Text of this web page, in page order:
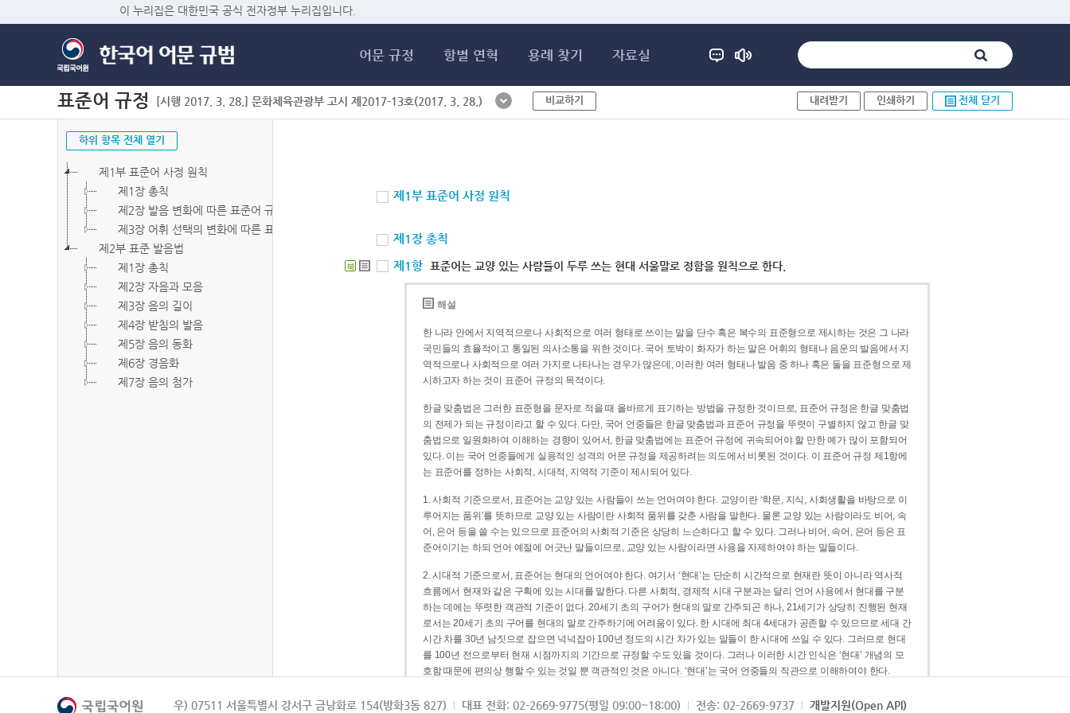
이 누리집은 대한민국 공식 전자정부 누리집입니다.
어문 규정 항별 연혁 용례 찾기 자료실
표준어 규정 [시행 2017. 3. 28.] 문화체육관광부 고시 제2017-13호(2017. 3. 28.) 비교하기 내려받기 인쇄하기 전체 닫기
하위 항목 전체 열기
제1부 표준어 사정 원칙
제1장 총칙
제2장 발음 변화에 따른 표준어 규정
제3장 어휘 선택의 변화에 따른 표준어 규정
제2부 표준 발음법
제1장 총칙
제2장 자음과 모음
제3장 음의 길이
제4장 받침의 발음
제5장 음의 동화
제6장 경음화
제7장 음의 첨가
제1부 표준어 사정 원칙
제1장 총칙
북 제1항 표준어는 교양 있는 사람들이 두루 쓰는 현대 서울말로 정함을 원칙으로 한다.
해설
한 나라 안에서 지역적으로나 사회적으로 여러 형태로 쓰이는 말을 단수 혹은 복수의 표준형으로 제시하는 것은 그 나라
국민들의 효율적이고 통일된 의사소통을 위한 것이다. 국어 토박이 화자가 하는 말은 어휘의 형태나 음운의 발음에서 지
역적으로나 사회적으로 여러 가지로 나타나는 경우가 많은데, 이러한 여러 형태나 발음 중 하나 혹은 둘을 표준형으로 제
시하고자 하는 것이 표준어 규정의 목적이다.
한글 맞춤법은 그러한 표준형을 문자로 적을 때 올바르게 표기하는 방법을 규정한 것이므로, 표준어 규정은 한글 맞춤법
의 전제가 되는 규정이라고 할 수 있다. 다만, 국어 언중들은 한글 맞춤법과 표준어 규정을 뚜렷이 구별하지 않고 한글 맞
춤법으로 일원화하여 이해하는 경향이 있어서, 한글 맞춤법에는 표준어 규정에 귀속되어야 할 만한 예가 많이 포함되어
있다. 이는 국어 언중들에게 실용적인 성격의 어문 규정을 제공하려는 의도에서 비롯된 것이다. 이 표준어 규정 제1항에
는 표준어를 정하는 사회적, 시대적, 지역적 기준이 제시되어 있다.
1. 사회적 기준으로서, 표준어는 교양 있는 사람들이 쓰는 언어여야 한다. 교양이란 ‘학문, 지식, 사회생활을 바탕으로 이
루어지는 품위’를 뜻하므로 교양 있는 사람이란 사회적 품위를 갖춘 사람을 말한다. 물론 교양 있는 사람이라도 비어, 속
어, 은어 등을 쓸 수는 있으므로 표준어의 사회적 기준은 상당히 느슨하다고 할 수 있다. 그러나 비어, 속어, 은어 등은 표
준어이기는 하되 언어 예절에 어긋난 말들이므로, 교양 있는 사람이라면 사용을 자제하여야 하는 말들이다.
2. 시대적 기준으로서, 표준어는 현대의 언어여야 한다. 여기서 ‘현대’는 단순히 시간적으로 현재란 뜻이 아니라 역사적
흐름에서 현재와 같은 구획에 있는 시대를 말한다. 다른 사회적, 경제적 시대 구분과는 달리 언어 사용에서 현대를 구분
하는 데에는 뚜렷한 객관적 기준이 없다. 20세기 초의 구어가 현대의 말로 간주되곤 하나, 21세기가 상당히 진행된 현재
로서는 20세기 초의 구어를 현대의 말로 간주하기에 어려움이 있다. 한 시대에 최대 4세대가 공존할 수 있으므로 세대 간
시간 차를 30년 남짓으로 잡으면 넉넉잡아 100년 정도의 시간 차가 있는 말들이 한 시대에 쓰일 수 있다. 그러므로 현대
를 100년 전으로부터 현재 시점까지의 기간으로 규정할 수도 있을 것이다. 그러나 이러한 시간 인식은 ‘현대’ 개념의 모
호함 때문에 편의상 행할 수 있는 것일 뿐 객관적인 것은 아니다. ‘현대’는 국어 언중들의 직관으로 이해하여야 한다.
3. 지역적 기준으로서, 표준어는 서울말이어야 한다. 이는 표준어의 공용어적 성격을 가장 크게 드러내 주는 기준이다.
우) 07511 서울특별시 강서구 금낭화로 154(방화3동 827) 대표 전화: 02-2669-9775(평일 09:00~18:00) 전송: 02-2669-9737 개발지원(Open API)